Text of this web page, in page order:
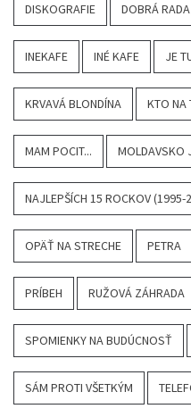
DISKOGRAFIE DOBRÁ RADA
INEKAFE INÉ KAFE JE
KRVAVÁ BLONDÍNA KTO NA
MAM POCIT... MOLDAVSKO
NAJLEPŠÍCH 15 ROCKOV (1995-
OPÄŤ NA STRECHE PETRA
PRÍBEH RUŽOVÁ ZÁHRADA
SPOMIENKY NA BUDÚCNOSŤ
SÁM PROTI VŠETKÝM